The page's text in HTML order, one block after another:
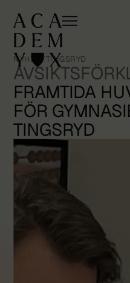
NYHET /TINGSRYD
FRAMTIDA
FÖR
TINGSRYD